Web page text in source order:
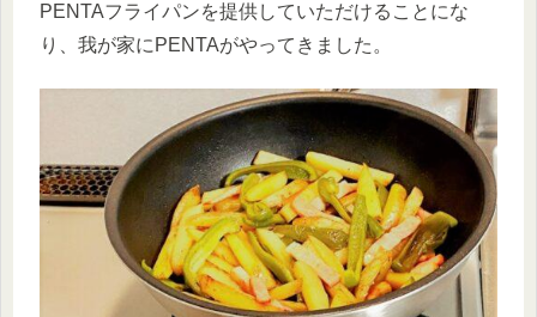
PENTAフライパンを提供していただけることにな
り、我が家にPENTAがやってきました。